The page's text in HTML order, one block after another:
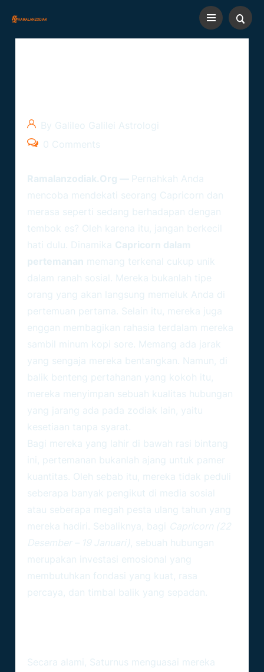
By Galileo Galilei Astrologi
0 Comments
Ramalanzodiak.org — Pernahkah Anda
mencoba mendekati seorang Capricorn dan
merasa seperti sedang berhadapan dengan
tembok es? Oleh karena itu, jangan berkecil
hati dulu. Dinamika Capricorn dalam
pertemanan memang terkenal cukup unik
dalam ranah sosial. Mereka bukanlah tipe
orang yang akan langsung memeluk Anda di
pertemuan pertama. Selain itu, mereka juga
enggan membagikan rahasia terdalam mereka
sambil minum kopi sore. Memang ada jarak
yang sengaja mereka bentangkan. Namun, di
balik benteng pertahanan yang kokoh itu,
mereka menyimpan sebuah kualitas hubungan
yang jarang ada pada zodiak lain, yaitu
kesetiaan tanpa syarat.
Bagi mereka yang lahir di bawah rasi bintang
ini, pertemanan bukanlah ajang untuk pamer
kuantitas. Oleh sebab itu, mereka tidak peduli
seberapa banyak pengikut di media sosial
atau seberapa megah pesta ulang tahun yang
mereka hadiri. Sebaliknya, bagi
Capricorn (22
Desember – 19 Januari), sebuah hubungan
merupakan investasi emosional yang
membutuhkan fondasi yang kuat, rasa
percaya, dan timbal balik yang sepadan.
Secara alami, Saturnus menguasai mereka